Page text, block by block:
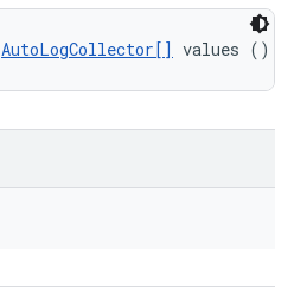
AutoLogCollector[] values ()